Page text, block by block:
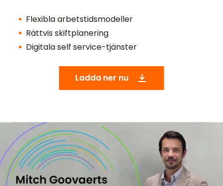
Flexibla arbetstidsmodeller
Rättvis skiftplanering
Digitala self service-tjänster
Ladda ner nu